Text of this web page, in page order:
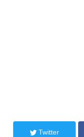
Twitter